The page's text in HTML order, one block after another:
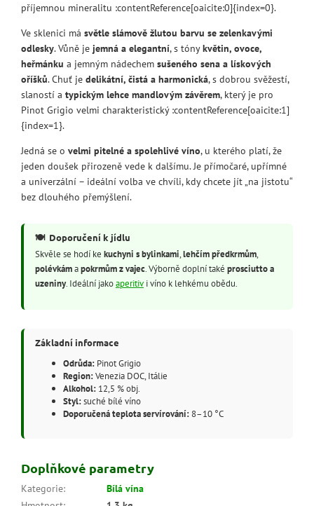
příjemnou mineralitu :contentReference[oaicite:0]{index=0}.
Ve sklenici má světle slámově žlutou barvu se zelenkavými
odlesky. Vůně je jemná a elegantní, s tónykvětin, ovoce,
heřmánku a jemným nádechem sušeného sena a lískových
oříšků. Chuť je delikátní, čistá a harmonická, s dobrou svěžestí,
slaností a typickým lehce mandlovým závěrem, který je pro
Pinot Grigio velmi charakteristický :contentReference[oaicite:1]
{index=1}.
Jedná se o velmi pitelné a spolehlivé víno, u kterého platí, že
jeden doušek přirozeně vede k dalšímu. Je přímočaré, upřímné
a univerzální – ideální volba ve chvíli, kdy chcete jít „na jistotu“
bez dlouhého přemýšlení.
🍽️ Doporučení k jídlu
Skvěle se hodí ke kuchyni s bylinkami,lehčím předkrmům,
polévkámapokrmům z vajec. Výborně doplní také prosciutto a
uzeniny. Ideální jakoaperitivi víno k lehkému obědu.
Základní informace
Odrůda:Pinot Grigio
Region:Venezia DOC, Itálie
Alkohol:12,5 % obj.
Styl:suché bílé víno
Doporučená teplota servírování:8–10 °C
Doplňkové parametry
Kategorie:
Bílá vína